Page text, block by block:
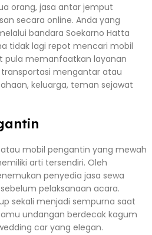
orang, jasa antar jemput
secara online. Anda yang
bandara Soekarno Hatta
tidak lagi repot mencari mobil
pula memanfaatkan layanan
mengantar atau
keluarga, teman sejawat
mobil pengantin yang mewah
arti tersendiri. Oleh
penyedia jasa sewa
pelaksanaan acara.
sekali menjadi sempurna saat
undangan berdecak kagum
car yang elegan.